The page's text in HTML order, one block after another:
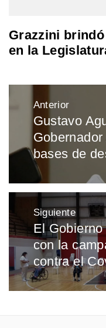
Grazzini
en la
Navegación
entradas
Anterior
Entrada
anterior:
Gustavo
bases de
Siguiente
Entrada
siguiente:
El
con la
contra el